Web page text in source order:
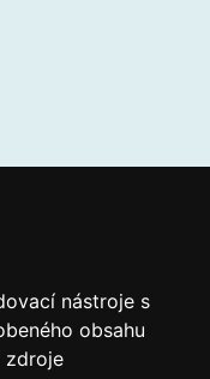
nástroje s
obsahu
zdroje